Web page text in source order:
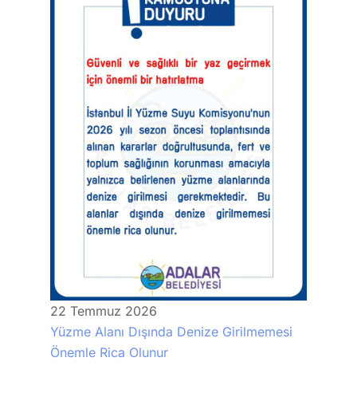
22 Temmuz 2026
Yüzme Alanı Dışında Denize Girilmemesi
Önemle Rica Olunur